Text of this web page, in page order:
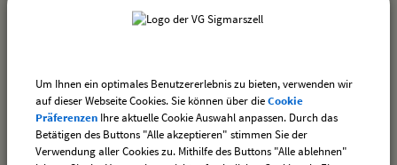
Termin:
18.06.2026 von 19:45bis 20:00 Uhr
Kategorie:
Sitzungen
Um Ihnen ein optimales Benutzererlebnis zu bieten, verwenden wir
auf dieser Webseite Cookies. Sie können über dieCookie
Präferenzen Ihre aktuelle Cookie Auswahl anpassen. Durch das
Betätigen des Buttons "Alle akzeptieren" stimmen Sie der
Verwendung aller Cookies zu. Mithilfe des Buttons "Alle ablehnen"